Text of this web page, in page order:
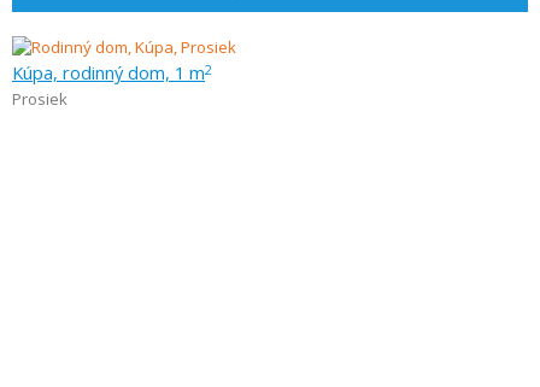
Kúpa, rodinný dom, 1 m2
Prosiek